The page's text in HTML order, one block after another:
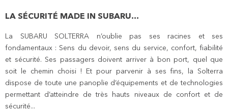
LA SÉCURITÉ MADE IN SUBARU...
La SUBARU SOLTERRA n’oublie pas ses racines et ses
fondamentaux : Sens du devoir, sens du service, confort, fiabilité
et sécurité. Ses passagers doivent arriver à bon port, quel que
soit le chemin choisi ! Et pour parvenir à ses fins, la Solterra
dispose de toute une panoplie d’équipements et de technologies
permettant d’atteindre de très hauts niveaux de confort et de
sécurité...